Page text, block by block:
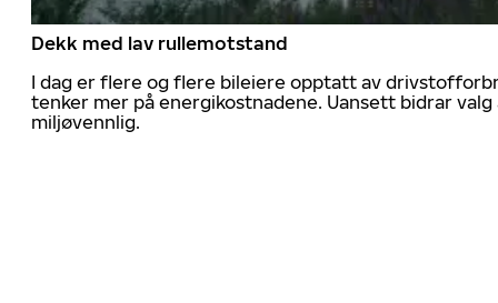
Dekk med lav rullemotstand
I dag er flere og flere bileiere opptatt av
tenker mer på energikostnadene. Uansett bidrar
miljøvennlig.